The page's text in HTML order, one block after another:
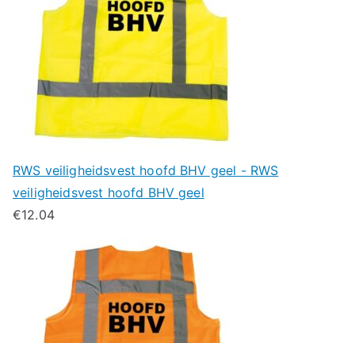
RWS veiligheidsvest hoofd BHV geel - RWS
veiligheidsvest hoofd BHV geel
€12.04